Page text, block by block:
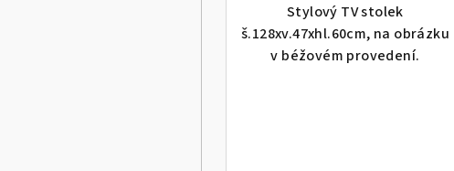
Stylový TV stolek
š.128xv.47xhl.60cm, na obrázku
v béžovém provedení.